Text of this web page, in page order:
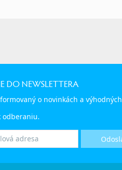
DO NEWSLETTERA
o novinkách a výhodných
odberaniu.